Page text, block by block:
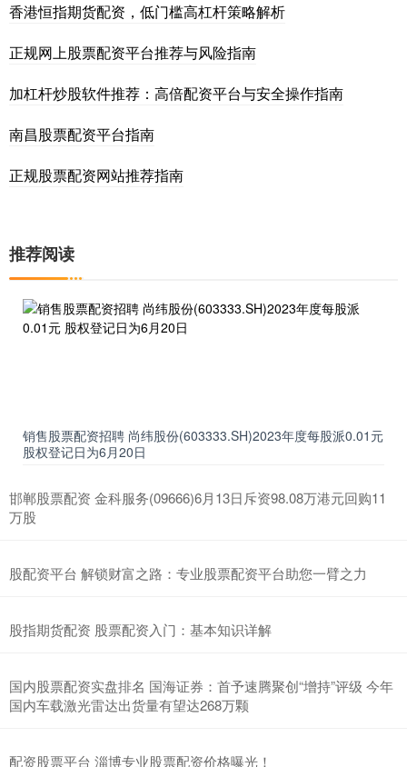
香港恒指期货配资，低门槛高杠杆策略解析
正规网上股票配资平台推荐与风险指南
加杠杆炒股软件推荐：高倍配资平台与安全操作指南
南昌股票配资平台指南
正规股票配资网站推荐指南
推荐阅读
销售股票配资招聘 尚纬股份(603333.SH)2023年度每股派0.01元
股权登记日为6月20日
邯郸股票配资 金科服务(09666)6月13日斥资98.08万港元回购11
万股
股配资平台 解锁财富之路：专业股票配资平台助您一臂之力
股指期货配资 股票配资入门：基本知识详解
国内股票配资实盘排名 国海证券：首予速腾聚创“增持”评级 今年
国内车载激光雷达出货量有望达268万颗
配资股票平台 淄博专业股票配资价格曝光！